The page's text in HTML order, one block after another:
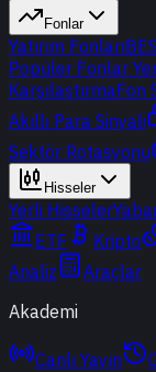
Fonlar
Yatırım Fonları
Popüler Fonlar
KarşılaştırmaFon
Akıllı Para Sinyali
Sektör Rotasyonu
Hisseler
Yerli Hisseler
ETF
Kripto
Analiz
Araçlar
Akademi
Canlı Yayın